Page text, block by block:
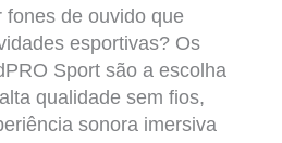
de ouvido que
esportivas? Os
Sport são a escolha
qualidade sem fios,
sonora imersiva